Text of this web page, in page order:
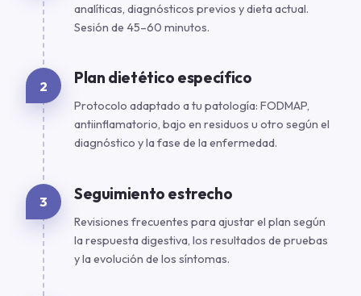
analíticas, diagnósticos previos y dieta actual.
Sesión de 45–60 minutos.
2 Plan dietético específico
Protocolo adaptado a tu patología: FODMAP,
antiinflamatorio, bajo en residuos u otro según el
diagnóstico y la fase de la enfermedad.
3 Seguimiento estrecho
Revisiones frecuentes para ajustar el plan según
la respuesta digestiva, los resultados de pruebas
y la evolución de los síntomas.